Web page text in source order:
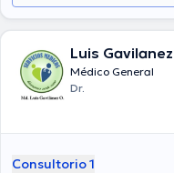
Luis Gavilanez
Médico General
Dr.
Consultorio 1